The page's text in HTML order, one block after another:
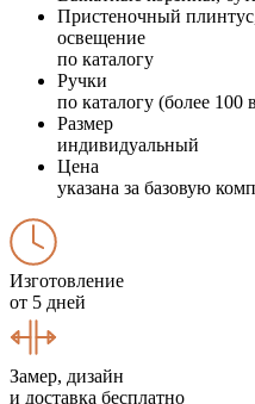
Пристеночный
освещение
по каталогу
Ручки
по каталогу (более 100
Размер
индивидуальный
Цена
указана за базовую
Изготовление
от 5 дней
Замер, дизайн
и доставка бесплатно